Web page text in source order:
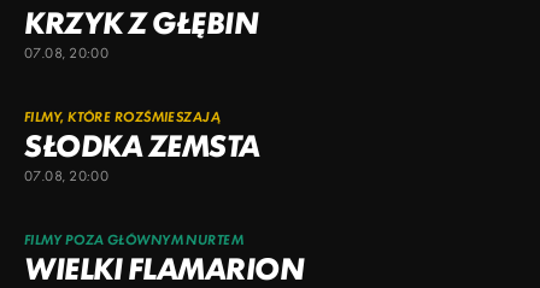
KRZYK Z GŁĘBIN
07.08, 20:00
FILMY, KTÓRE ROZŚMIESZAJĄ
SŁODKA ZEMSTA
07.08, 20:00
FILMY POZA GŁÓWNYM NURTEM
WIELKI FLAMARION